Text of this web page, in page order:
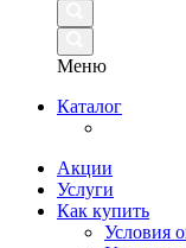
Меню
Каталог
Акции
Услуги
Как купить
Условия